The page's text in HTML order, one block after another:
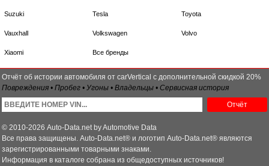
Suzuki Tesla Toyota
Vauxhall Volkswagen Volvo
Xiaomi Все бренды
Отчёт об истории автомобиля от carVertical с дополнительной скидкой 20%
Повреждения • Пробег • Угоны • Владельцы • Сервисная история
Отчёт
© 2010-2026 Auto-Data.net by Automotive Data
Все права защищены. Auto-Data.net® и логотип Auto-Data.net® являются
зарегистрированными товарными знаками.
Информация в каталоге собрана из общедоступных источников!